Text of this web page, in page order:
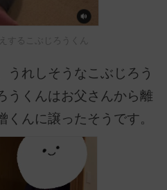
するこぶじろうくん
うれしそうなこぶじろう
うくんはお父さんから離
んに譲ったそうです。